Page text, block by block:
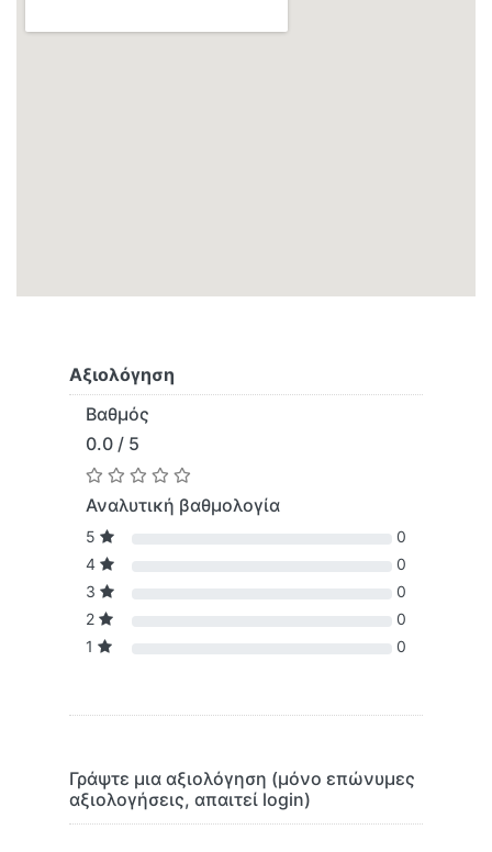
Αξιολόγηση
Βαθμός
0.0 / 5
Αναλυτική βαθμολογία
5
0
4
0
3
0
2
0
1
0
Γράψτε μια αξιολόγηση (μόνο επώνυμες
αξιολογήσεις, απαιτεί login)